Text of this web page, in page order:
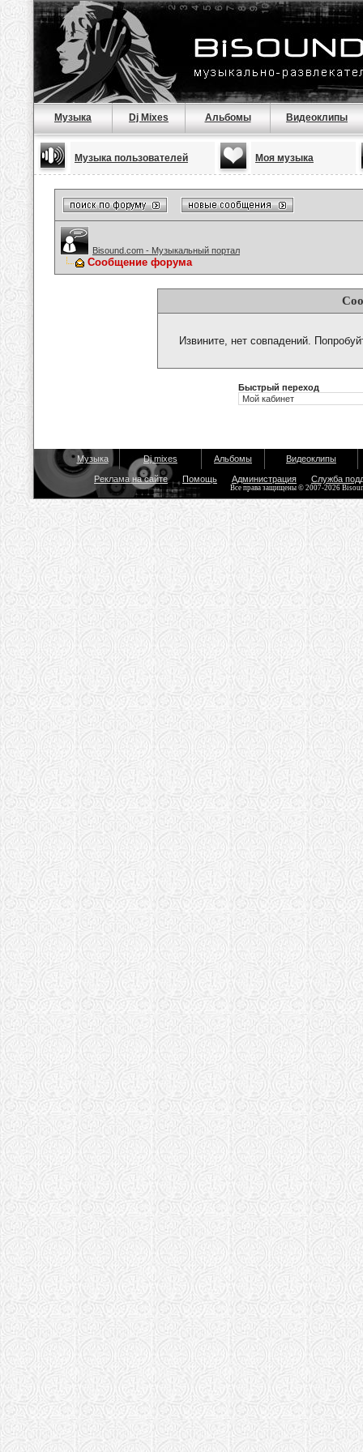
Музыка Dj Mixes Альбомы Видеоклипы
Музыка пользователей Моя музыка
Bisound.com - Музыкальный портал
Сообщение форума
Извините, нет совпадений.
Быстрый переход
Музыка Dj mixes Альбомы Видеоклипы
Реклама на сайте Помощь Администрация Служба
Все права защищены © 2007-2026